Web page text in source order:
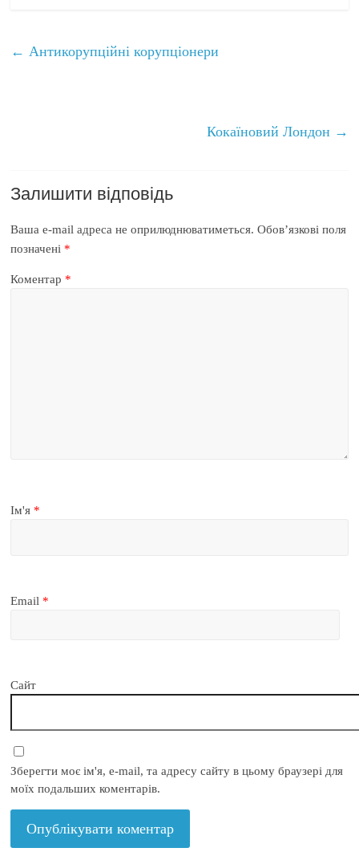
← Антикорупційні корупціонери
Кокаїновий Лондон →
Залишити відповідь
Ваша e-mail адреса не оприлюднюватиметься. Обов’язкові поля
позначені *
Коментар *
Ім'я *
Email *
Сайт
Зберегти моє ім'я, e-mail, та адресу сайту в цьому браузері для
моїх подальших коментарів.